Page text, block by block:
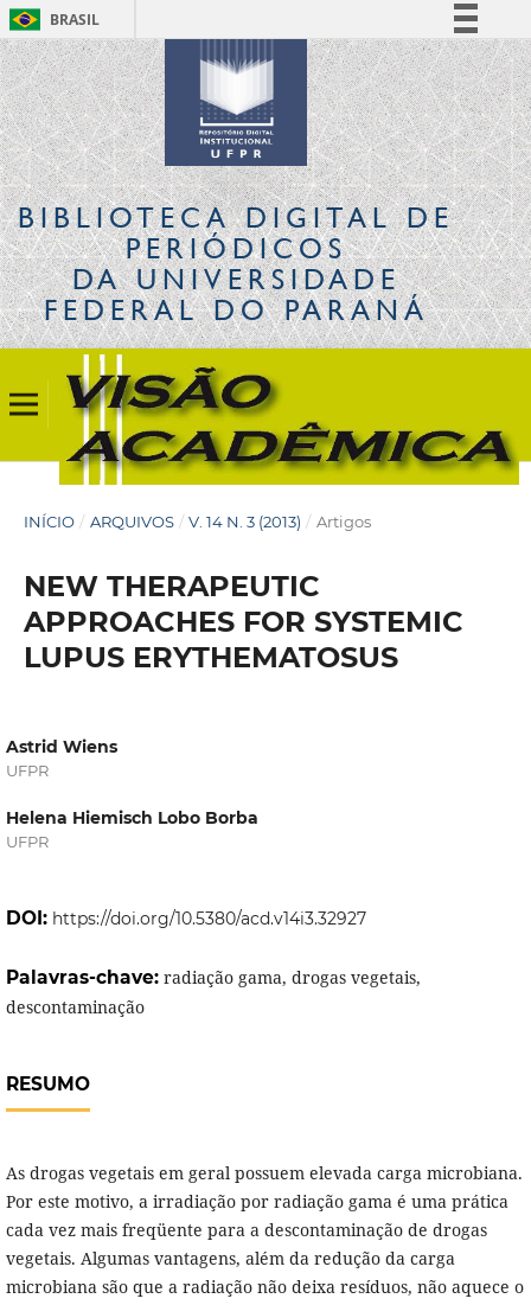
BRASIL
Simplifique!
Comunica BR
Participe
Acesso à informação
Legislação
Canais
BIBLIOTECA DIGITALDE
PERIÓDICOS
DA UNIVERSIDADE
FEDERAL DO PARANÁ
INÍCIO / ARQUIVOS / V. 14 N. 3 (2013) / Artigos
NEW THERAPEUTIC
APPROACHES FOR SYSTEMIC
LUPUS ERYTHEMATOSUS
Astrid Wiens
UFPR
Helena Hiemisch Lobo Borba
UFPR
DOI: https://doi.org/10.5380/acd.v14i3.32927
Palavras-chave: radiação gama, drogas vegetais,
descontaminação
RESUMO
As drogas vegetais em geral possuem elevada carga microbiana.
Por este motivo, a irradiação por radiação gama é uma prática
cada vez mais freqüente para a descontaminação de drogas
vegetais. Algumas vantagens, além da redução da carga
microbiana são que a radiação não deixa resíduos, não aquece o